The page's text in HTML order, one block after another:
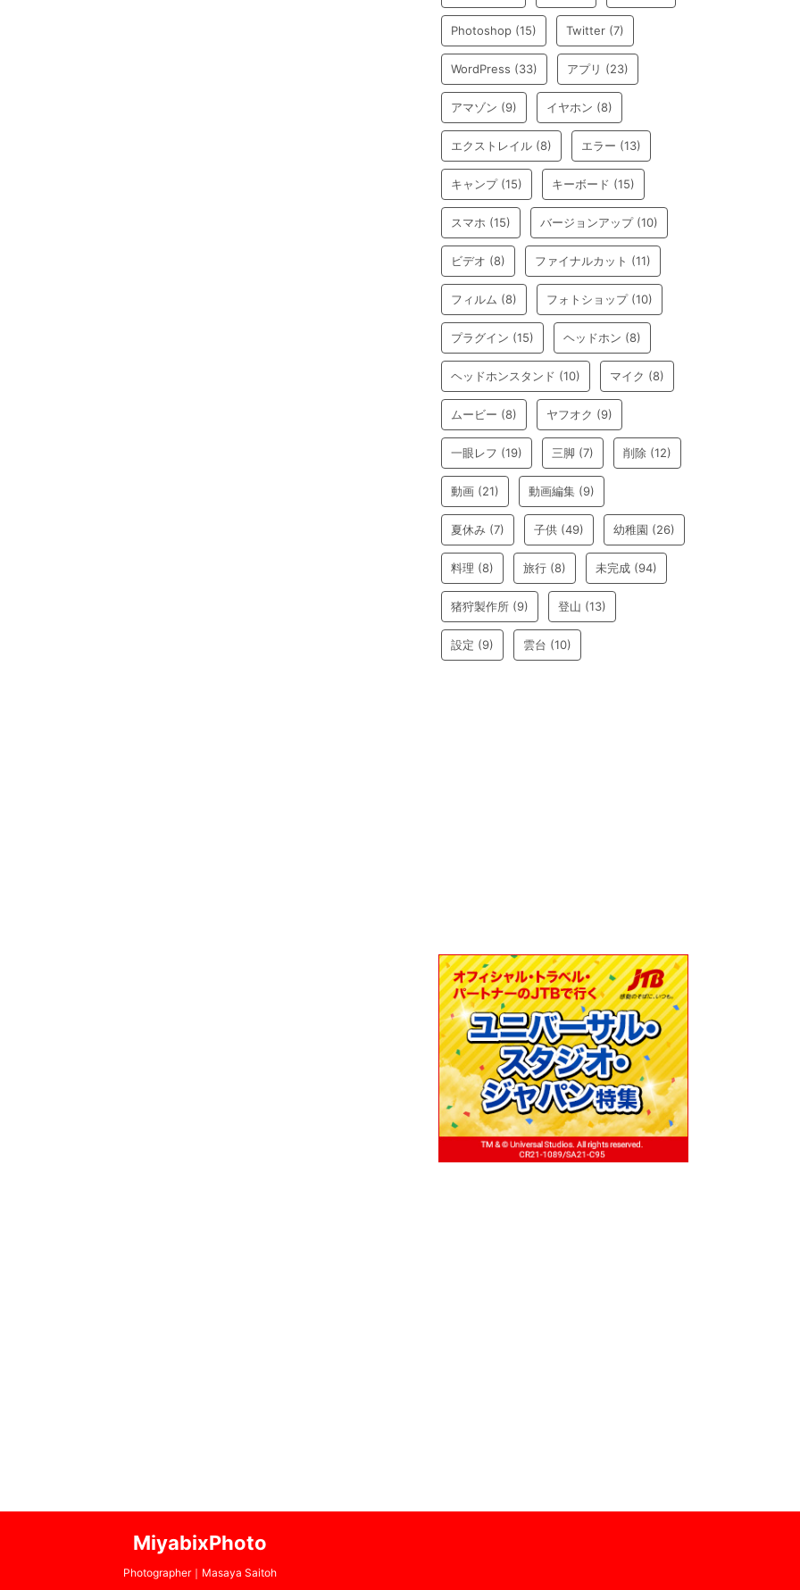
Photoshop (15) Twitter (7)
WordPress (33) アプリ (23)
アマゾン (9) イヤホン (8)
エクストレイル (8) エラー (13)
キャンプ(15) キーボード (15)
スマホ (15) バージョンアップ(10)
ビデオ (8) ファイナルカット (11)
フィルム (8) フォトショップ(10)
プラグイン (15) ヘッドホン (8)
ヘッドホンスタンド (10) マイク (8)
ムービー (8) ヤフオク (9)
一眼レフ (19) 三脚 (7) 削除 (12)
動画 (21) 動画編集 (9)
夏休み (7) 子供 (49) 幼稚園 (26)
料理 (8) 旅行 (8) 未完成 (94)
猪狩製作所 (9) 登山 (13)
設定 (9) 雲台 (10)
MiyabixPhoto
Photographer｜Masaya Saitoh